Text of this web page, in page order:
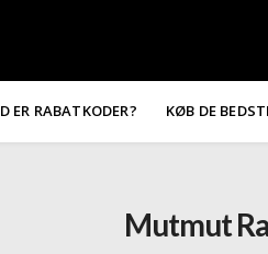
ER RABATKODER? KØB DE
Mutmut